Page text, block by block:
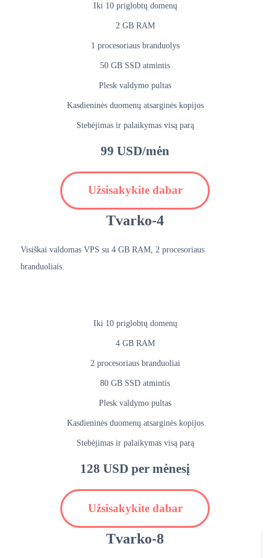
Iki 10 priglobtų domenų
2 GB RAM
1 procesoriaus branduolys
50 GB SSD atmintis
Plesk valdymo pultas
Kasdieninės duomenų atsarginės kopijos
Stebėjimas ir palaikymas visą parą
99 USD/mėn
Užsisakykite dabar
Tvarko-4
Visiškai valdomas VPS su 4 GB RAM, 2 procesoriaus
branduoliais.
Iki 10 priglobtų domenų
4 GB RAM
2 procesoriaus branduoliai
80 GB SSD atmintis
Plesk valdymo pultas
Kasdieninės duomenų atsarginės kopijos
Stebėjimas ir palaikymas visą parą
128 USD per mėnesį
Užsisakykite dabar
Tvarko-8